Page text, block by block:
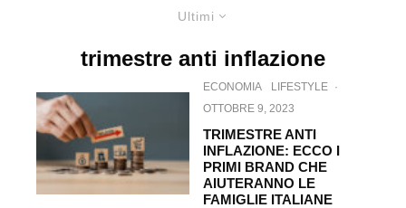
Ultimi
trimestre anti inflazione
ECONOMIA LIFESTYLE ·
OTTOBRE 9, 2023
TRIMESTRE ANTI
INFLAZIONE: ECCO I
PRIMI BRAND CHE
AIUTERANNO LE
FAMIGLIE ITALIANE